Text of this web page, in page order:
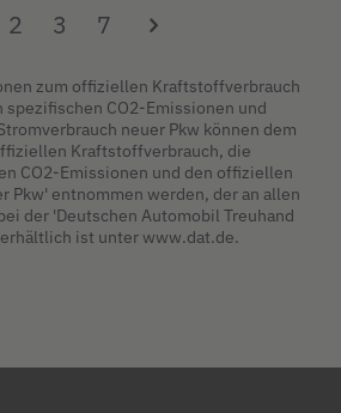
2 3 7
zum offiziellen Kraftstoffverbrauch
CO2-Emissionen und
neuer Pkw können dem
Kraftstoffverbrauch, die
CO2-Emissionen und den offiziellen
Pkw' entnommen werden, der an allen
der 'Deutschen Automobil Treuhand
ist unter www.dat.de.